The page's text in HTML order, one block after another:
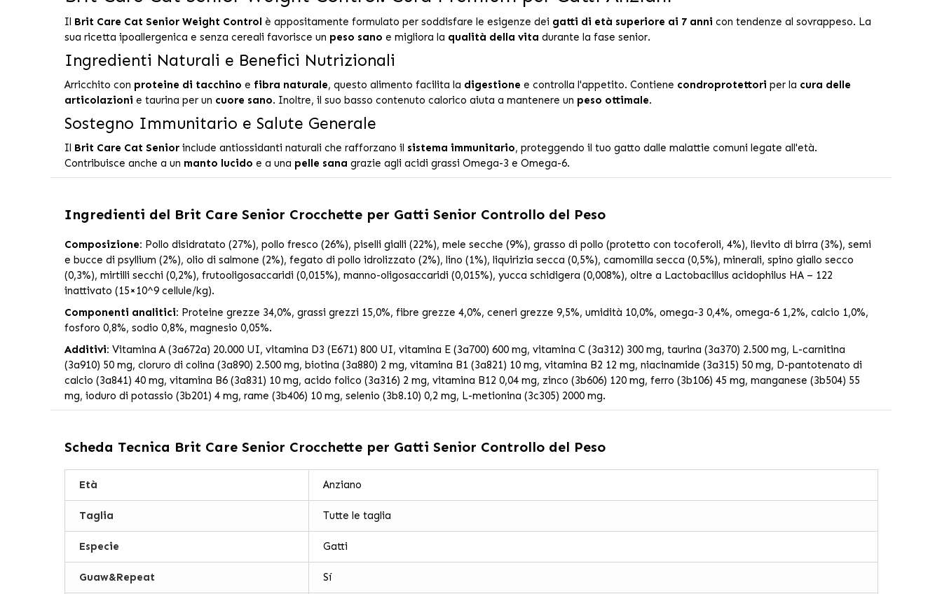
Il Brit Care Cat Senior Weight Control è appositamente formulato per soddisfare le esigenze dei gatti di età superiore ai 7 anni con tendenze al sovrappeso. La
sua ricetta ipoallergenica e senza cereali favorisce un peso sano e migliora la qualità della vita durante la fase senior.
Ingredienti Naturali e Benefici Nutrizionali
Arricchito con proteine di tacchino e fibra naturale, questo alimento facilita la digestione e controlla l'appetito. Contiene condroprotettori per la cura delle
articolazioni e taurina per un cuore sano. Inoltre, il suo basso contenuto calorico aiuta a mantenere un peso ottimale.
Sostegno Immunitario e Salute Generale
Il Brit Care Cat Seniorinclude antiossidanti naturali che rafforzano il sistema immunitario, proteggendo il tuo gatto dalle malattie comuni legate all'età.
Contribuisce anche a un manto lucido e a una pelle sana grazie agli acidi grassi Omega-3 e Omega-6.
Ingredienti del Brit Care Senior Crocchette per Gatti Senior Controllo del Peso
Composizione: Pollo disidratato (27%), pollo fresco (26%), piselli gialli (22%), mele secche (9%), grasso di pollo (protetto con tocoferoli, 4%), lievito di birra (3%), semi
e bucce di psyllium (2%), olio di salmone (2%), fegato di pollo idrolizzato (2%), lino (1%), liquirizia secca (0,5%), camomilla secca (0,5%), minerali, spino giallo secco
(0,3%), mirtilli secchi (0,2%), frutooligosaccaridi (0,015%), manno-oligosaccaridi (0,015%), yucca schidigera (0,008%), oltre a Lactobacillus acidophilus HA – 122
inattivato (15×10^9 cellule/kg).
Componenti analitici: Proteine grezze 34,0%, grassi grezzi 15,0%, fibre grezze 4,0%, ceneri grezze 9,5%, umidità 10,0%, omega-3 0,4%, omega-6 1,2%, calcio 1,0%,
fosforo 0,8%, sodio 0,8%, magnesio 0,05%.
Additivi: Vitamina A (3a672a) 20.000 UI, vitamina D3 (E671) 800 UI, vitamina E (3a700) 600 mg, vitamina C (3a312) 300 mg, taurina (3a370) 2.500 mg, L-carnitina
(3a910) 50 mg, cloruro di colina (3a890) 2.500 mg, biotina (3a880) 2 mg, vitamina B1 (3a821) 10 mg, vitamina B2 12 mg, niacinamide (3a315) 50 mg, D-pantotenato di
calcio (3a841) 40 mg, vitamina B6 (3a831) 10 mg, acido folico (3a316) 2 mg, vitamina B12 0,04 mg, zinco (3b606) 120 mg, ferro (3b106) 45 mg, manganese (3b504) 55
mg, ioduro di potassio (3b201) 4 mg, rame (3b406) 10 mg, selenio (3b8.10) 0,2 mg, L-metionina (3c305) 2000 mg.
Scheda Tecnica Brit Care Senior Crocchette per Gatti Senior Controllo del Peso
Età Anziano
Taglia Tutte le taglia
Especie Gatti
Guaw&Repeat Sí